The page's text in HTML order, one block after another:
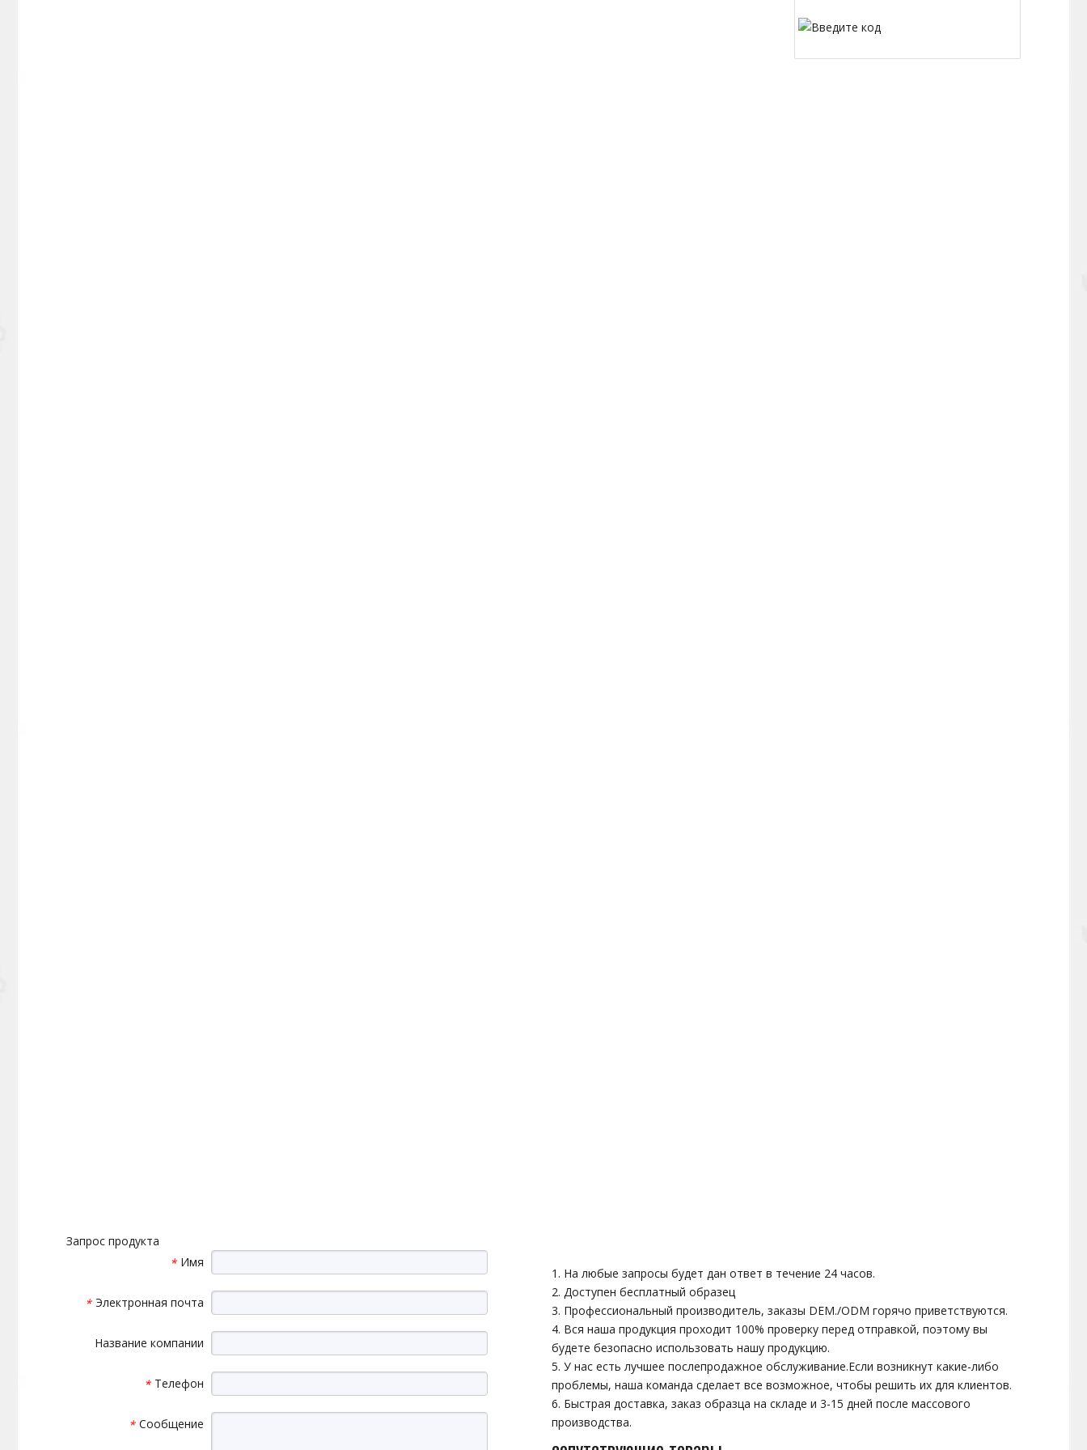
Запрос продукта
* Имя
* Электронная почта
Название компании
* Телефон
* Сообщение
1. На любые запросы будет дан ответ в течение 24 часов.
2. Доступен бесплатный образец
3. Профессиональный производитель, заказы DEM./ODM горячо приветствуются.
4. Вся наша продукция проходит 100% проверку перед отправкой, поэтому вы
будете безопасно использовать нашу продукцию.
5. У нас есть лучшее послепродажное обслуживание.Если возникнут какие-либо
проблемы, наша команда сделает все возможное, чтобы решить их для клиентов.
6. Быстрая доставка, заказ образца на складе и 3-15 дней после массового
производства.